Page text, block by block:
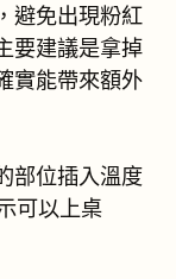
避免出現粉紅
要建議是拿掉
實能帶來額外
部位插入溫度
可以上桌